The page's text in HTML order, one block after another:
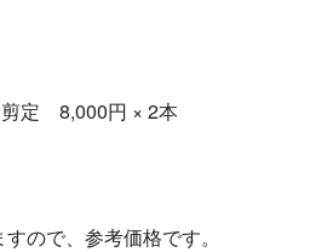
剪定 8,000円 × 2本
ので、参考価格です。